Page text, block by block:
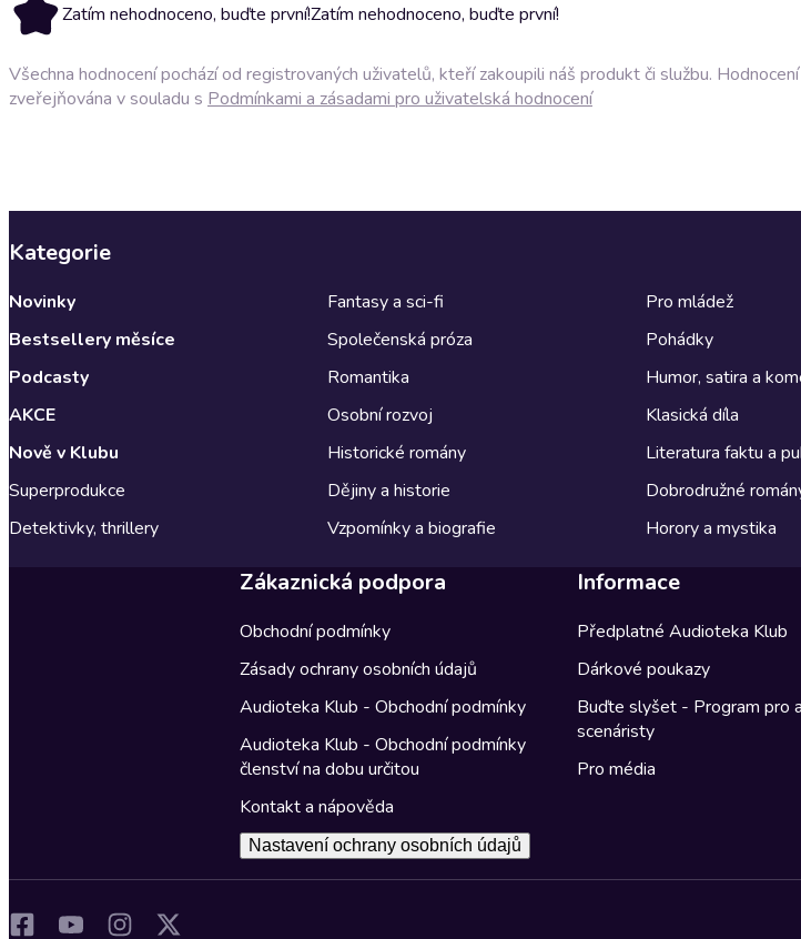
Zatím nehodnoceno, buďte první!Zatím nehodnoceno, buďte první!
Všechna hodnocení pochází od registrovaných uživatelů, kteří zakoupili náš produkt či službu.
zveřejňována v souladu s Podmínkami a zásadami pro uživatelská hodnocení
Kategorie
Novinky
Bestsellery měsíce
Podcasty
AKCE
Nově v Klubu
Superprodukce
Detektivky, thrillery
Fantasy a sci-fi
Společenská próza
Romantika
Osobní rozvoj
Historické romány
Dějiny a historie
Vzpomínky a biografie
Pro mládež
Pohádky
Humor, satira a
Klasická díla
Literatura faktu a
Dobrodružné
Horory a mystika
Zákaznická podpora
Obchodní podmínky
Zásady ochrany osobních údajů
Audioteka Klub - Obchodní podmínky
Audioteka Klub - Obchodní podmínky
členství na dobu určitou
Kontakt a nápověda
Nastavení ochrany osobních údajů
Informace
Předplatné Audioteka Klub
Dárkové poukazy
Buďte slyšet - Program pro
scenáristy
Pro média